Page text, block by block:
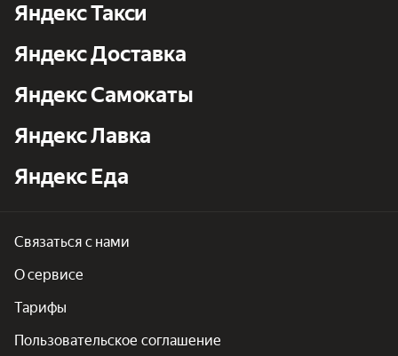
Яндекс Такси
Яндекс Доставка
Яндекс Самокаты
Яндекс Лавка
Яндекс Еда
Связаться с нами
О сервисе
Тарифы
Пользовательское соглашение